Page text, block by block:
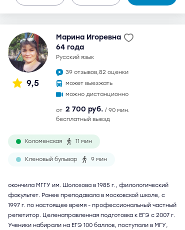
9,5
Марина Игоревна
64 года
русский язык
39 отзывов,82 оценки
может выезжать
можно дистанционно
от 2 700 руб. / 90 мин.
бесплатный выезд
Коломенская 11 мин
Кленовый бульвар 9 мин
окончила МГГУ им. Шолохова в 1985 г., филологический
факультет. Ранее преподавала в московской школе, с
1997 г. по настоящее время - профессиональный частный
репетитор. Целенаправленная подготовка к ЕГЭ с 2007 г.
Ученики набирали на ЕГЭ 100 баллов, поступали в МГУ,